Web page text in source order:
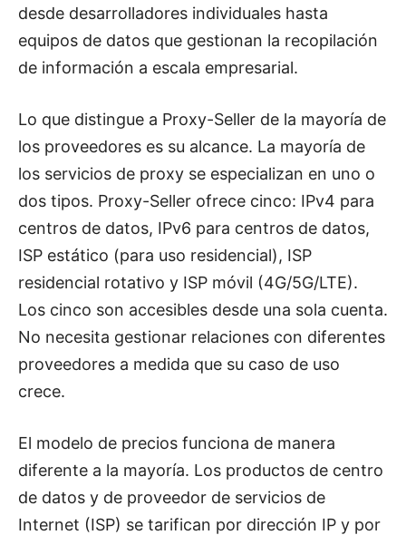
desde desarrolladores individuales hasta
equipos de datos que gestionan la recopilación
de información a escala empresarial.
Lo que distingue a Proxy-Seller de la mayoría de
los proveedores es su alcance. La mayoría de
los servicios de proxy se especializan en uno o
dos tipos. Proxy-Seller ofrece cinco: IPv4 para
centros de datos, IPv6 para centros de datos,
ISP estático (para uso residencial), ISP
residencial rotativo y ISP móvil (4G/5G/LTE).
Los cinco son accesibles desde una sola cuenta.
No necesita gestionar relaciones con diferentes
proveedores a medida que su caso de uso
crece.
El modelo de precios funciona de manera
diferente a la mayoría. Los productos de centro
de datos y de proveedor de servicios de
Internet (ISP) se tarifican por dirección IP y por